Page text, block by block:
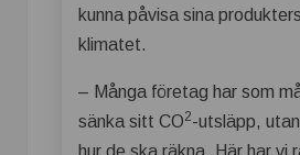
kunna påvisa sina
klimatet.
– Många företag har som
sänka sitt CO2-utsläpp,
hur de ska räkna. Här har vi